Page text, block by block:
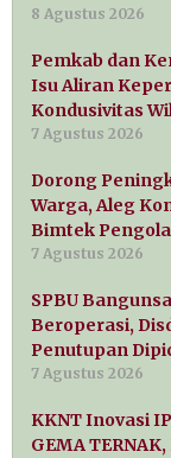
8 Agustus 2026
Pemkab dan
Isu Aliran
Kondusivitas
7 Agustus 2026
Dorong
Warga, Aleg
Bimtek
7 Agustus 2026
SPBU
Beroperasi,
Penutupan
7 Agustus 2026
KKNT Inovasi
GEMA